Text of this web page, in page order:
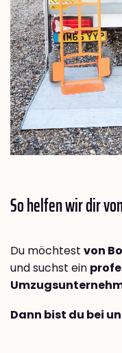
So helfen wir dir
Du möchtest von
und suchst ein
Dann bist du bei